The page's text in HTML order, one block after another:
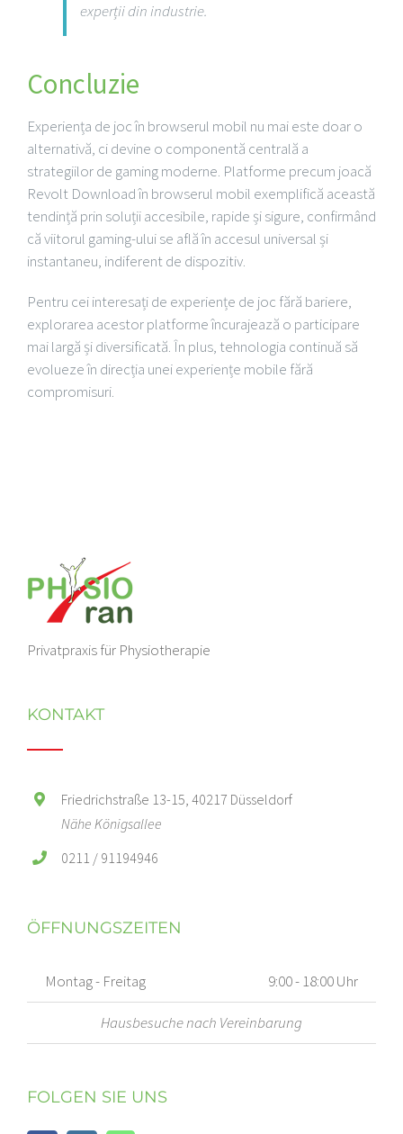
experții din industrie.
Concluzie
Experiența de joc în browserul mobil nu mai este doar o
alternativă, ci devine o componentă centrală a
strategiilor de gaming moderne. Platforme precum joacă
Revolt Download în browserul mobil exemplifică această
tendință prin soluții accesibile, rapide și sigure, confirmând
că viitorul gaming-ului se află în accesul universal și
instantaneu, indiferent de dispozitiv.
Pentru cei interesați de experiențe de joc fără bariere,
explorarea acestor platforme încurajează o participare
mai largă și diversificată. În plus, tehnologia continuă să
evolueze în direcția unei experiențe mobile fără
compromisuri.
Privatpraxis für Physiotherapie
KONTAKT
Friedrichstraße 13-15, 40217 Düsseldorf
Nähe Königsallee
0211 / 91194946
ÖFFNUNGSZEITEN
Montag - Freitag 9:00 - 18:00 Uhr
Hausbesuche nach Vereinbarung
FOLGEN SIE UNS